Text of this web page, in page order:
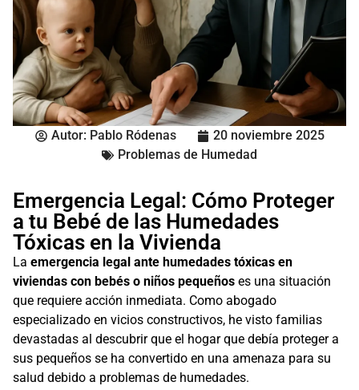
Autor: Pablo Ródenas
20 noviembre 2025
Problemas de Humedad
Emergencia Legal: Cómo Proteger
a tu Bebé de las Humedades
Tóxicas en la Vivienda
La emergencia legal ante humedades tóxicas en
viviendas con bebés o niños pequeños es una situación
que requiere acción inmediata. Como abogado
especializado en vicios constructivos, he visto familias
devastadas al descubrir que el hogar que debía proteger a
sus pequeños se ha convertido en una amenaza para su
salud debido a problemas de humedades.